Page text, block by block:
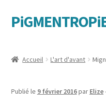
Aller
à
navigation
Aller
au
Accueil L'art d'avant
Publié le 9 février 2016par Elize